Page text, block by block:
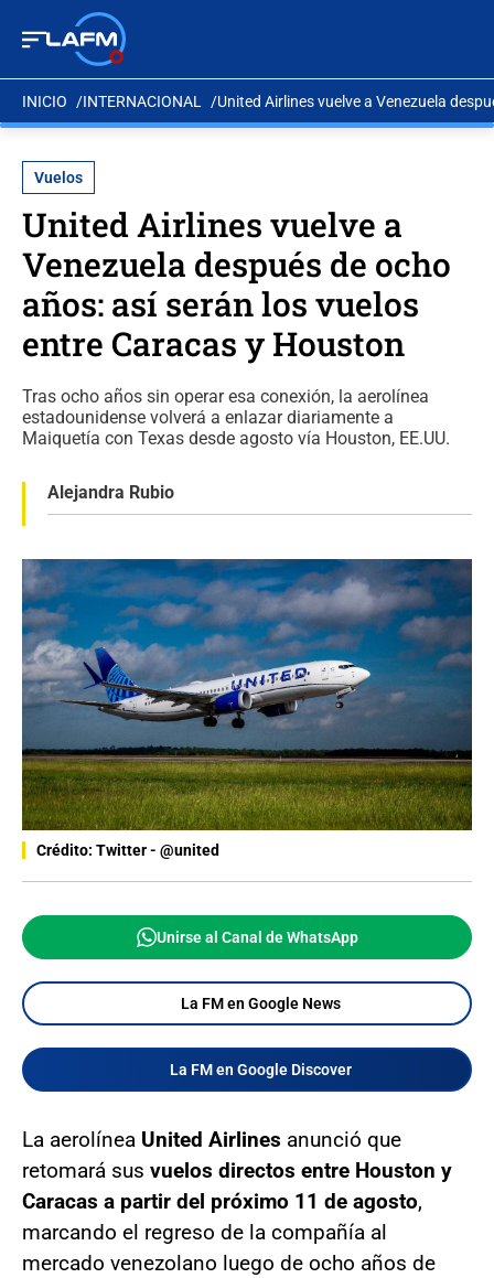
INICIO INTERNACIONAL United Airlines vuelve a Venezuela
Vuelos
United Airlines vuelve a
Venezuela después de ocho
años: así serán los vuelos
entre Caracas y Houston
Tras ocho años sin operar esa conexión, la aerolínea
estadounidense volverá a enlazar diariamente a
Maiquetía con Texas desde agosto vía Houston, EE.UU.
Alejandra Rubio
Crédito: Twitter - @united
Unirse al Canal de WhatsApp
La FM en Google News
La FM en Google Discover
La aerolínea United Airlines anunció que
retomará sus vuelos directos entre Houston y
Caracas a partir del próximo 11 de agosto,
marcando el regreso de la compañía al
mercado venezolano luego de ocho años de